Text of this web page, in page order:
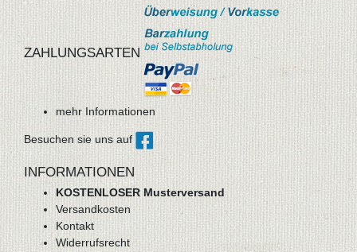
ZAHLUNGSARTEN
mehr Informationen
Besuchen sie uns auf
INFORMATIONEN
KOSTENLOSER Musterversand
Versandkosten
Kontakt
Widerrufsrecht